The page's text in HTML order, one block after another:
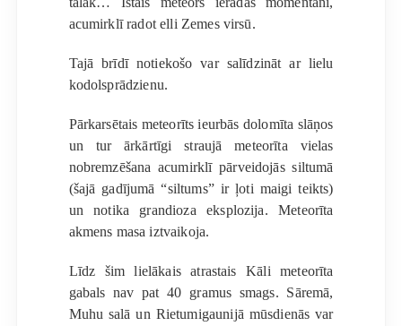
acumirklī radot elli Zemes virsū.
Tajā brīdī notiekošo var salīdzināt ar lielu
kodolsprādzienu.
Pārkarsētais meteorīts ieurbās dolomīta slāņos
un tur ārkārtīgi straujā meteorīta vielas
nobremzēšana acumirklī pārveidojās siltumā
(šajā gadījumā “siltums” ir ļoti maigi teikts)
un notika grandioza eksplozija. Meteorīta
akmens masa iztvaikoja.
Līdz šim lielākais atrastais Kāli meteorīta
gabals nav pat 40 gramus smags. Sāremā,
Muhu salā un Rietumigaunijā mūsdienās var